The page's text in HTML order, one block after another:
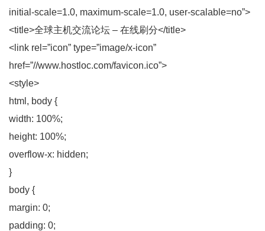
initial-scale=1.0, maximum-scale=1.0, user-scalable=no”>
<title>全球主机交流论坛 – 在线刷分</title>
<link rel=”icon” type=”image/x-icon”
href=”//www.hostloc.com/favicon.ico”>
<style>
html, body {
width: 100%;
height: 100%;
overflow-x: hidden;
}
body {
margin: 0;
padding: 0;